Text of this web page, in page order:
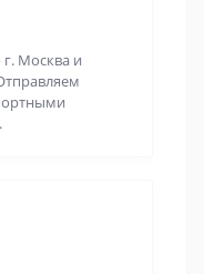
Москва и